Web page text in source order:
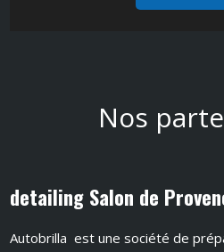
Nos
detailing Salon de
Autobrilla est une société de